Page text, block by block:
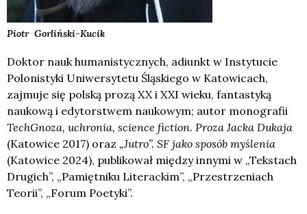
Piotr Gorliński-Kucik
Doktor nauk humanistycznych, adiunkt w Instytucie
Polonistyki Uniwersytetu Śląskiego w Katowicach,
zajmuje się polską prozą XX i XXI wieku, fantastyką
naukową i edytorstwem naukowym; autor monografii
TechGnoza, uchronia, science fiction. Proza Jacka Dukaja
(Katowice 2017) oraz „Jutro”. SF jako sposób myślenia
(Katowice 2024), publikował między innymi w „Tekstach
Drugich”, „Pamiętniku Literackim”, „Przestrzeniach
Teorii”, „Forum Poetyki”.